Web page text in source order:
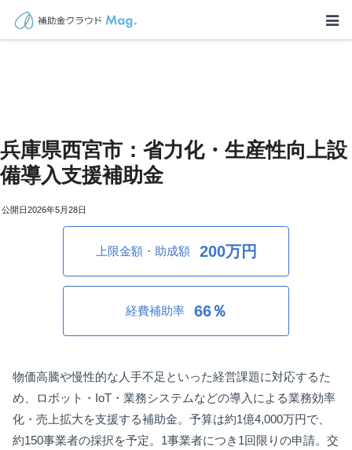
兵庫県西宮市：省力化・生産性向上設
備導入支援補助金
2026年5月28日
上限金額・助成額 200万円
経費補助率 66％
物価高騰や慢性的な人手不足といった経営課題に対応するた
め、ロボット・IoT・業務システムなどの導入による業務効率
化・売上拡大を支援する補助金。予算は約1億4,000万円で、
約150事業者の採択を予定。1事業者につき1回限りの申請。交